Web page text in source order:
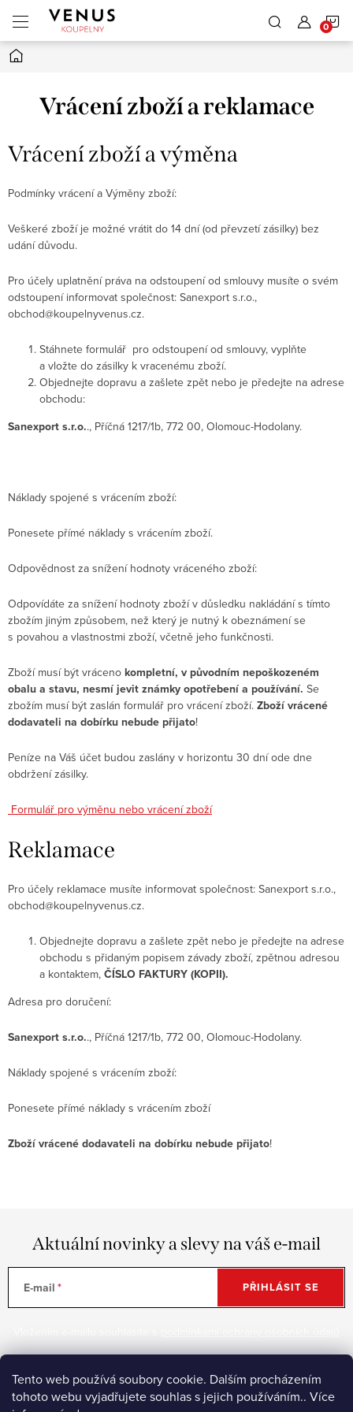
Tento web používá soubory cookie. Dalším procházením
tohoto webu vyjadřujete souhlas s jejich používáním.. Více
obsah
Domů
Vrácení zboží a reklamace
Vrácení zboží a výměna
Podmínky vrácení a Výměny zboží:
Veškeré zboží je možné vrátit do 14 dní (od převzetí zásilky) bez
udání důvodu.
Pro účely uplatnění práva na odstoupení od smlouvy musíte o svém
odstoupení informovat společnost: Sanexport s.r.o.,
obchod@koupelnyvenus.cz.
Stáhnete formulář pro odstoupení od smlouvy, vyplňte
a vložte do zásilky k vracenému zboží.
Objednejte dopravu a zašlete zpět nebo je předejte na adrese
obchodu:
Sanexport s.r.o.., Příčná 1217/1b, 772 00, Olomouc-Hodolany.
Náklady spojené s vrácením zboží:
Ponesete přímé náklady s vrácením zboží.
Odpovědnost za snížení hodnoty vráceného zboží:
Odpovídáte za snížení hodnoty zboží v důsledku nakládání s tímto
zbožím jiným způsobem, než který je nutný k obeznámení se
s povahou a vlastnostmi zboží, včetně jeho funkčnosti.
Zboží musí být vráceno kompletní, v původním nepoškozeném
obalu a stavu, nesmí jevit známky opotřebení a používání. Se
zbožím musí být zaslán formulář pro vrácení zboží. Zboží vrácené
dodavateli na dobírku nebude přijato!
Peníze na Váš účet budou zaslány v horizontu 30 dní ode dne
obdržení zásilky.
Formulář pro výměnu nebo vrácení zboží
Reklamace
Pro účely reklamace musíte informovat společnost: Sanexport s.r.o.,
obchod@koupelnyvenus.cz.
Objednejte dopravu a zašlete zpět nebo je předejte na adrese
obchodu s přidaným popisem závady zboží, zpětnou adresou
a kontaktem, ČÍSLO FAKTURY (KOPII).
Adresa pro doručení:
Sanexport s.r.o.., Příčná 1217/1b, 772 00, Olomouc-Hodolany.
Náklady spojené s vrácením zboží:
Ponesete přímé náklady s vrácením zboží
Zboží vrácené dodavateli na dobírku nebude přijato!
Aktuální novinky a slevy na váš e-mail
E-mail PŘIHLÁSIT SE
Z